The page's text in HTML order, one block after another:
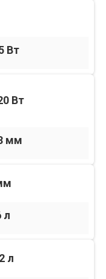
Вт
Вт
мм
л
л